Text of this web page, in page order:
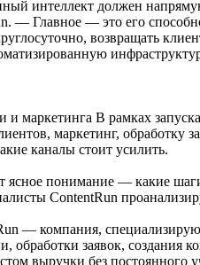
интеллект должен
— Главное — это его
возвращать
и маркетинга В рамках
маркетинг, обработку
каналы стоит усилить.
ясное понимание — какие
ContentRun
— компания,
обработки заявок, создания
выручки без постоянного